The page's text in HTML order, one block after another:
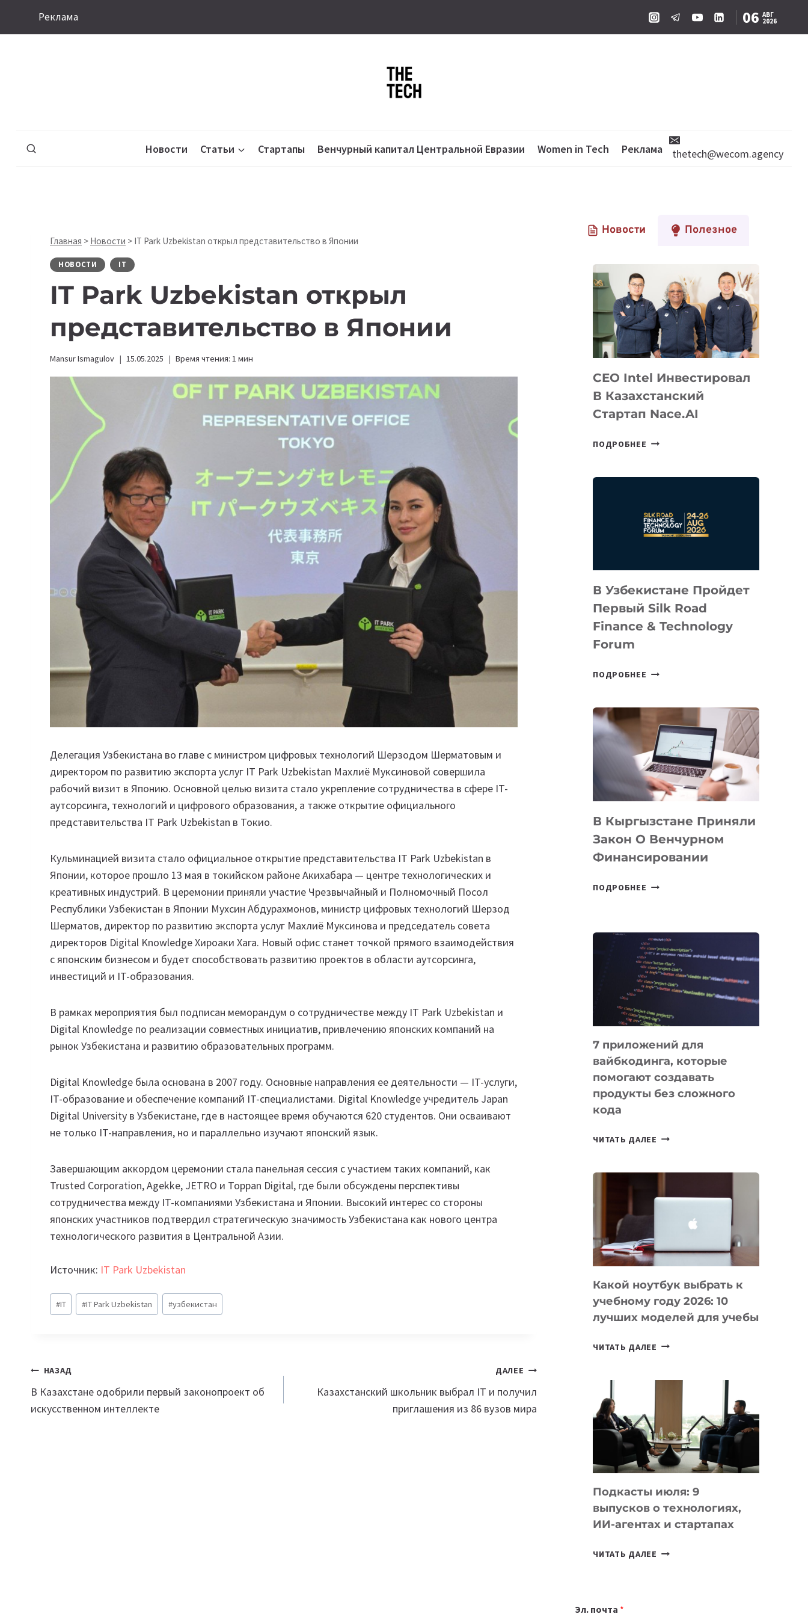
Реклама 06 АВГ
2026
Новости Статьи Стартапы Венчурный капитал Центральной Евразии Women in Tech Реклама thetech@wecom.agency
Главная > Новости > IT Park Uzbekistan открыл представительство в Японии
НОВОСТИ IT
IT Park Uzbekistan открыл
представительство в Японии
Mansur Ismagulov 15.05.2025 Время чтения: 1 мин
Делегация Узбекистана во главе с министром цифровых технологий Шерзодом Шерматовым и
директором по развитию экспорта услуг IT Park Uzbekistan Махлиё Муксиновой совершила
рабочий визит в Японию. Основной целью визита стало укрепление сотрудничества в сфере IT-
аутсорсинга, технологий и цифрового образования, а также открытие официального
представительства IT Park Uzbekistan в Токио.
Кульминацией визита стало официальное открытие представительства IT Park Uzbekistan в
Японии, которое прошло 13 мая в токийском районе Акихабара — центре технологических и
креативных индустрий. В церемонии приняли участие Чрезвычайный и Полномочный Посол
Республики Узбекистан в Японии Мухсин Абдурахмонов, министр цифровых технологий Шерзод
Шерматов, директор по развитию экспорта услуг Махлиё Муксинова и председатель совета
директоров Digital Knowledge Хироаки Хага. Новый офис станет точкой прямого взаимодействия
с японским бизнесом и будет способствовать развитию проектов в области аутсорсинга,
инвестиций и IT-образования.
В рамках мероприятия был подписан меморандум о сотрудничестве между IT Park Uzbekistan и
Digital Knowledge по реализации совместных инициатив, привлечению японских компаний на
рынок Узбекистана и развитию образовательных программ.
Digital Knowledge была основана в 2007 году. Основные направления ее деятельности — IT-услуги,
IT-образование и обеспечение компаний IT-специалистами. Digital Knowledge учредитель Japan
Digital University в Узбекистане, где в настоящее время обучаются 620 студентов. Они осваивают
не только IT-направления, но и параллельно изучают японский язык.
Завершающим аккордом церемонии стала панельная сессия с участием таких компаний, как
Trusted Corporation, Agekke, JETRO и Toppan Digital, где были обсуждены перспективы
сотрудничества между IT-компаниями Узбекистана и Японии. Высокий интерес со стороны
японских участников подтвердил стратегическую значимость Узбекистана как нового центра
технологического развития в Центральной Азии.
Источник: IT Park Uzbekistan
Метки
записи:
#IT #IT Park Uzbekistan #узбекистан
Навигация
по
НАЗАД
В Казахстане одобрили первый законопроект об
искусственном интеллекте
ДАЛЕЕ
Казахстанский школьник выбрал IT и получил
приглашения из 86 вузов мира
Новости Полезное
CEO Intel Инвестировал
В Казахстанский
Стартап Nace.AI
ПОДРОБНЕЕ CEO
СТАРТАП
NACE.AI
В Узбекистане Пройдет
Первый Silk Road
Finance & Technology
Forum
ПОДРОБНЕЕ
SILK
ROAD
FINANCE
&
TECHNOLOGY
В Кыргызстане Приняли
Закон О Венчурном
Финансировании
ПОДРОБНЕЕ
О
ВЕНЧУРНОМ
ФИНАНСИРОВАНИИ
7 приложений для
вайбкодинга, которые
помогают создавать
продукты без сложного
кода
ЧИТАТЬ ДАЛЕЕ 7
КОТОРЫЕ
СОЗДАВАТЬ
БЕЗ
КОДА
Какой ноутбук выбрать к
учебному году 2026: 10
лучших моделей для учебы
ЧИТАТЬ ДАЛЕЕ КАКОЙ
2026:
10
ЛУЧШИХ
ДЛЯ
УЧЕБЫ
Подкасты июля: 9
выпусков о технологиях,
ИИ-агентах и стартапах
ЧИТАТЬ ДАЛЕЕ ПОДКАСТЫ
Эл. почта *